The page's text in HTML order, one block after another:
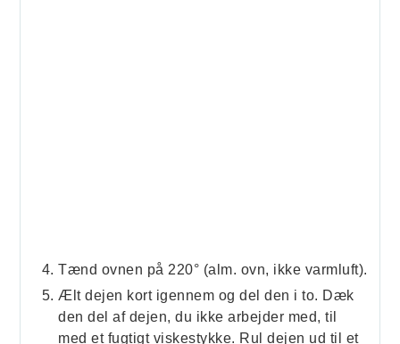
Tænd ovnen på 220° (alm. ovn, ikke varmluft).
Ælt dejen kort igennem og del den i to. Dæk
den del af dejen, du ikke arbejder med, til
med et fugtigt viskestykke. Rul dejen ud til et